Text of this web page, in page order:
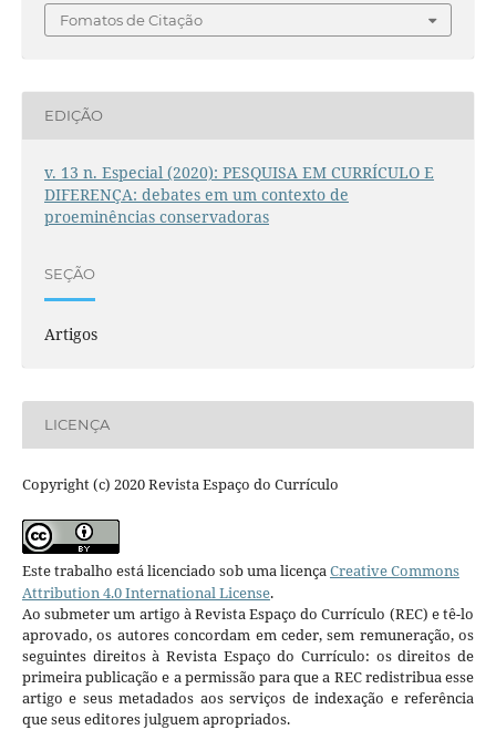
Fomatos de Citação
EDIÇÃO
v. 13 n. Especial (2020): PESQUISA EM CURRÍCULO E
DIFERENÇA: debates em um contexto de
proeminências conservadoras
SEÇÃO
Artigos
LICENÇA
Copyright (c) 2020 Revista Espaço do Currículo
Este trabalho está licenciado sob uma licençaCreative Commons
Attribution 4.0 International License.
Ao submeter um artigo à Revista Espaço do Currículo (REC) e tê-lo
aprovado, os autores concordam em ceder, sem remuneração, os
seguintes direitos à Revista Espaço do Currículo: os direitos de
primeira publicação e a permissão para que a REC redistribua esse
artigo e seus metadados aos serviços de indexação e referência
que seus editores julguem apropriados.